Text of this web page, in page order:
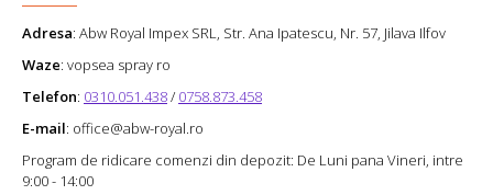
Adresa: Abw Royal Impex SRL, Str. Ana Ipatescu, Nr. 57, Jilava Ilfov
Waze: vopsea spray ro
Telefon: 0310.051.438/ 0758.873.458
E-mail: office@abw-royal.ro
Program de ridicare comenzi din depozit: De Luni pana Vineri, intre
9:00 - 14:00